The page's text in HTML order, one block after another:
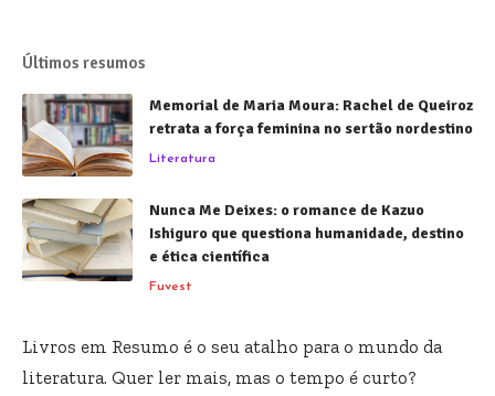
Últimos resumos
Memorial de Maria Moura: Rachel de Queiroz
retrata a força feminina no sertão nordestino
Literatura
Nunca Me Deixes: o romance de Kazuo
Ishiguro que questiona humanidade, destino
e ética científica
Fuvest
Livros em Resumo é o seu atalho para o mundo da
literatura. Quer ler mais, mas o tempo é curto?